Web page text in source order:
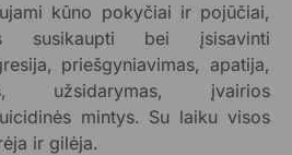
kūno pokyčiai ir pojūčiai,
susikaupti bei įsisavinti
priešgyniavimas, apatija,
užsidarymas, įvairios
mintys. Su laiku visos
ir gilėja.